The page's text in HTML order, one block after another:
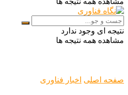
نتیجه ای وجود ندارد
مشاهده همه نتیجه ها
صفحه اصلی اخبار فناوری